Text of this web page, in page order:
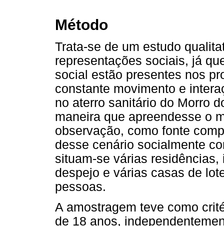
Método
Trata-se de um estudo
representações sociais, já
social estão presentes nos
constante movimento e
no aterro sanitário do Morro
maneira que apreendesse o
observação, como fonte
desse cenário socialmente
situam-se várias
despejo e várias casas de
pessoas.
A amostragem teve como
de 18 anos,